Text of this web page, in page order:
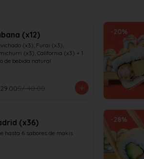
(x12)
(x3), Furai (x3),
(x3), California (x3) + 1
de bebida natural
S/ 40.00
-20%
(x36)
hasta 6 sabores de makis
-28%